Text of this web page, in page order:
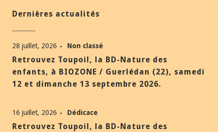
Dernières actualités
28 juillet, 2026 Non classé
Retrouvez Toupoil, la BD-Nature des
enfants, à BIOZONE / Guerlédan (22), samedi
12 et dimanche 13 septembre 2026.
16 juillet, 2026 Dédicace
Retrouvez Toupoil, la BD-Nature des